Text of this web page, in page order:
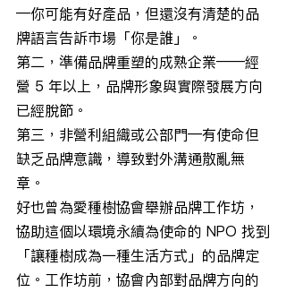
—你可能有好產品，但還沒有清楚的品
牌語言告訴市場「你是誰」。
第二，準備品牌重塑的成熟企業——經
營 5 年以上，品牌形象與實際發展方向
已經脫節。
第三，非營利組織或公部門—有使命但
缺乏品牌意識，導致對外溝通散亂無
章。
好也曾為愛種樹協會舉辦品牌工作坊，
協助這個以環境永續為使命的 NPO 找到
「讓種樹成為一種生活方式」的品牌定
位。工作坊前，協會內部對品牌方向的